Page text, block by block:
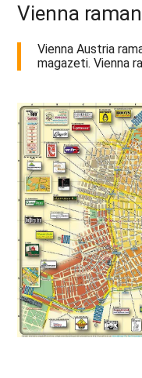
Vienna
Vienna Austria
magazeti. Vienna